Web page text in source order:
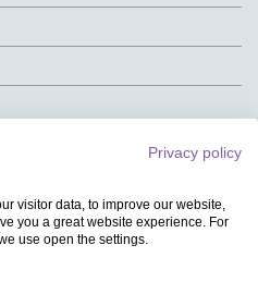
Privacy policy
visitor data, to improve our website,
you a great website experience. For
use open the settings.